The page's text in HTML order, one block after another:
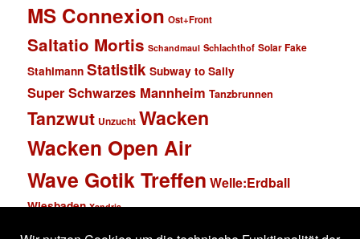
MS Connexion Ost+Front
Saltatio Mortis Schandmaul Schlachthof Solar Fake
Stahlmann Statistik Subway to Sally
Super Schwarzes Mannheim Tanzbrunnen
Tanzwut Unzucht Wacken
Wacken Open Air
Wave Gotik Treffen Welle:Erdball
Wiesbaden Xandria